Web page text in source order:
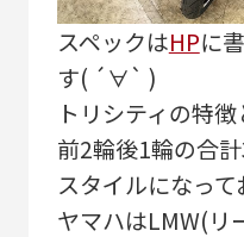
スペックはHPに
す( ´∀` )
トリシティの特
前2輪後1輪の合
スタイルになって
ヤマハはLMW(リ